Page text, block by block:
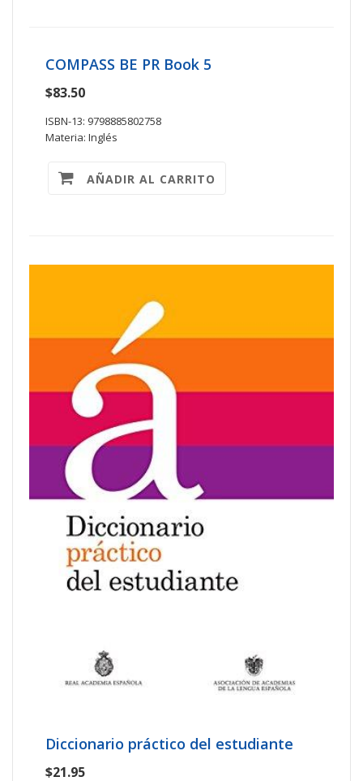
COMPASS BE PR Book 5
$83.50
ISBN-13: 9798885802758
Materia: Inglés
AÑADIR AL CARRITO
Diccionario práctico del estudiante
$21.95